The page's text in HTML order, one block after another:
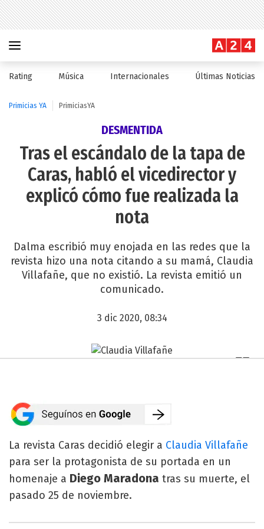
Rating Música Internacionales Últimas Noticias
Primicias YA PrimiciasYA
DESMENTIDA
Tras el escándalo de la tapa de
Caras, habló el vicedirector y
explicó cómo fue realizada la
nota
Dalma escribió muy enojada en las redes que la
revista hizo una nota citando a su mamá, Claudia
Villafañe, que no existió. La revista emitió un
comunicado.
3 dic 2020, 08:34
La revista Caras decidió elegir a Claudia Villafañe
para ser la protagonista de su portada en un
homenaje a Diego Maradona tras su muerte, el
pasado 25 de noviembre.